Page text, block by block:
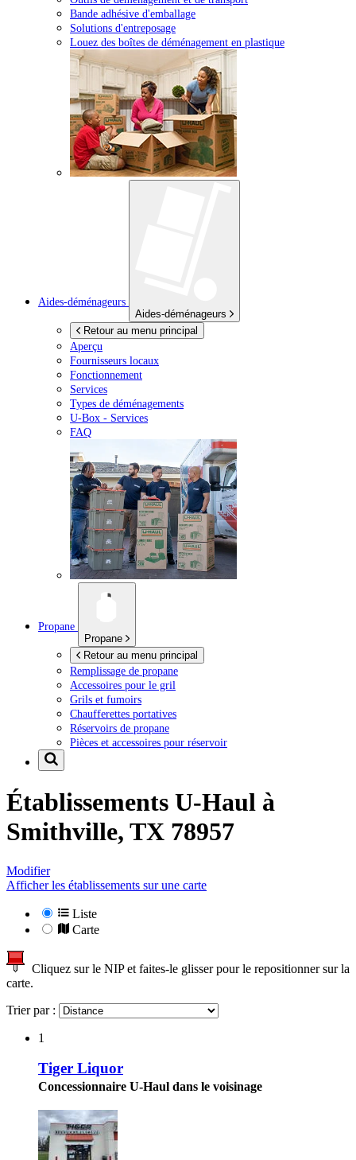
Bande adhésive d'emballage
Solutions d'entreposage
Louez des boîtes de déménagement en plastique
Aides-déménageurs
Aides-déménageurs
Retour au menu principal
Aperçu
Fournisseurs locaux
Fonctionnement
Services
Types de déménagements
U-Box - Services
FAQ
Propane
Propane
Retour au menu principal
Remplissage de propane
Accessoires pour le gril
Grils et fumoirs
Chaufferettes portatives
Réservoirs de propane
Pièces et accessoires pour réservoir
Établissements U-Haul à
Smithville, TX 78957
Modifier
Afficher les établissements sur une carte
Liste
Carte
Cliquez sur le NIP et faites-le glisser pour le repositionner sur la
carte.
Trier par :
1
Tiger Liquor
Concessionnaire U-Haul dans le voisinage